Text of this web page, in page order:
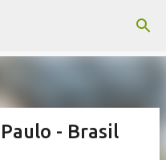
principal
- Brasil